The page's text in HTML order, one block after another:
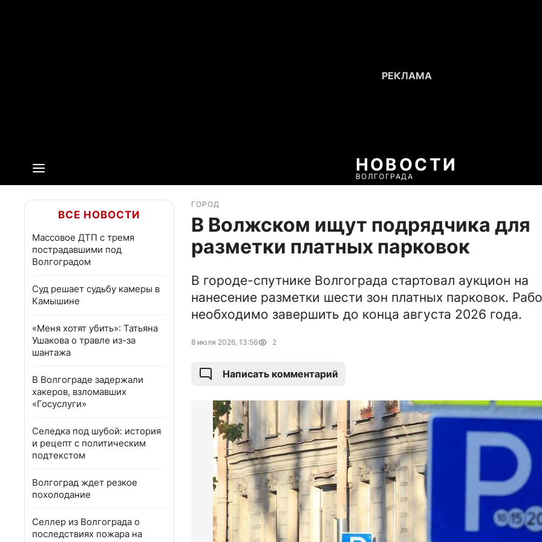
НОВОСТИ
ВОЛГОГРАДА
ВСЕ НОВОСТИ
Массовое ДТП с тремя
пострадавшими под
Волгоградом
Суд решает судьбу камеры в
Камышине
«Меня хотят убить»: Татьяна
Ушакова о травле из-за
шантажа
В Волгограде задержали
хакеров, взломавших
«Госуслуги»
Селедка под шубой: история
и рецепт с политическим
подтекстом
Волгоград ждет резкое
похолодание
Селлер из Волгограда о
последствиях пожара на
ГОРОД
В Волжском ищут подрядчика для
разметки платных парковок
В городе-спутнике Волгограда стартовал аукцион на
нанесение разметки шести зон платных парковок.
необходимо завершить до конца августа 2026 года.
8 июля 2026, 13:56 2
Написать комментарий